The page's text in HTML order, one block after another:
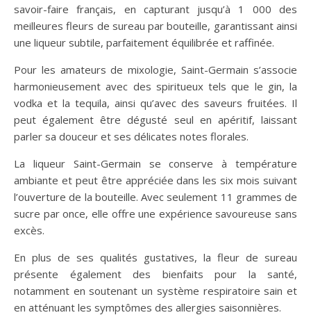
savoir-faire français, en capturant jusqu’à 1 000 des
meilleures fleurs de sureau par bouteille, garantissant ainsi
une liqueur subtile, parfaitement équilibrée et raffinée.
Pour les amateurs de mixologie, Saint-Germain s’associe
harmonieusement avec des spiritueux tels que le gin, la
vodka et la tequila, ainsi qu’avec des saveurs fruitées. Il
peut également être dégusté seul en apéritif, laissant
parler sa douceur et ses délicates notes florales.
La liqueur Saint-Germain se conserve à température
ambiante et peut être appréciée dans les six mois suivant
l’ouverture de la bouteille. Avec seulement 11 grammes de
sucre par once, elle offre une expérience savoureuse sans
excès.
En plus de ses qualités gustatives, la fleur de sureau
présente également des bienfaits pour la santé,
notamment en soutenant un système respiratoire sain et
en atténuant les symptômes des allergies saisonnières.